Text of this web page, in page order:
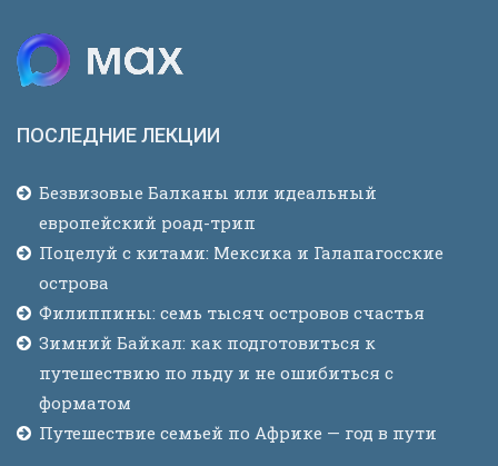
ПОСЛЕДНИЕ ЛЕКЦИИ
Безвизовые Балканы или идеальный
европейский роад-трип
Поцелуй с китами: Мексика и Галапагосские
острова
Филиппины: семь тысяч островов счастья
Зимний Байкал: как подготовиться к
путешествию по льду и не ошибиться с
форматом
Путешествие семьей по Африке — год в пути